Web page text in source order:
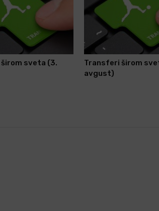
sveta (3.
Transferi širom
avgust)